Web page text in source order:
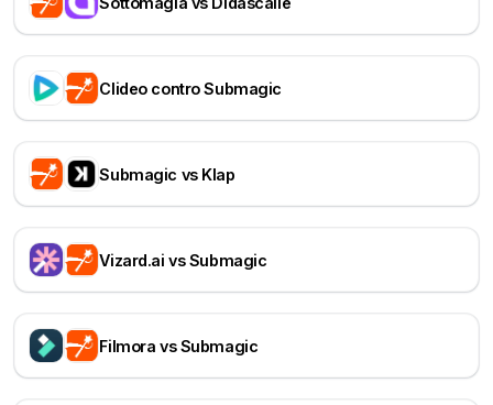
Clideo contro Submagic
Submagic vs Klap
Vizard.ai vs Submagic
Filmora vs Submagic